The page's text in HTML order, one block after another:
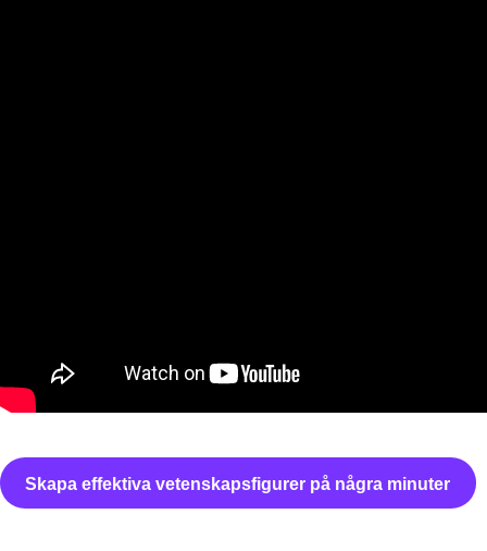
Skapa effektiva vetenskapsfigurer på några minuter